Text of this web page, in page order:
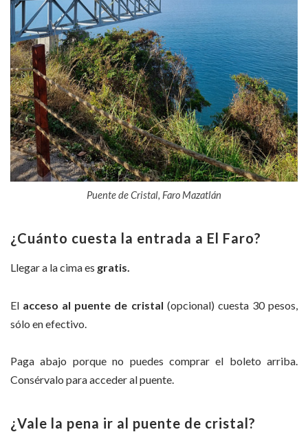
Puente de Cristal, Faro Mazatlán
¿Cuánto cuesta la entrada a El Faro?
Llegar a la cima es gratis.
El acceso al puente de cristal (opcional) cuesta 30 pesos,
sólo en efectivo.
Paga abajo porque no puedes comprar el boleto arriba.
Consérvalo para acceder al puente.
¿Vale la pena ir al puente de cristal?